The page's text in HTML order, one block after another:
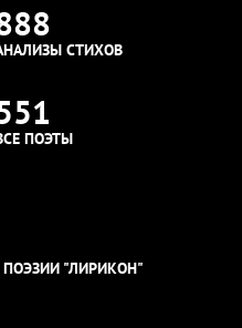
СТИХОВ
ПОЭТЫ
"ЛИРИКОН"